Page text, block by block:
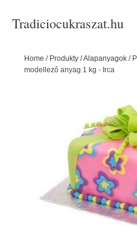
Tradiciocukraszat.hu
Home / Produkty /Alapanyagok /
modellező anyag 1 kg - Irca